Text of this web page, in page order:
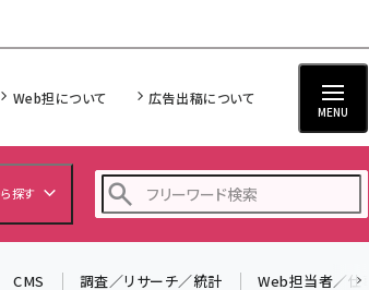
Web担について 広告出稿について
MENU
探す
CMS 調査／リサーチ／統計 Web担当者／仕事